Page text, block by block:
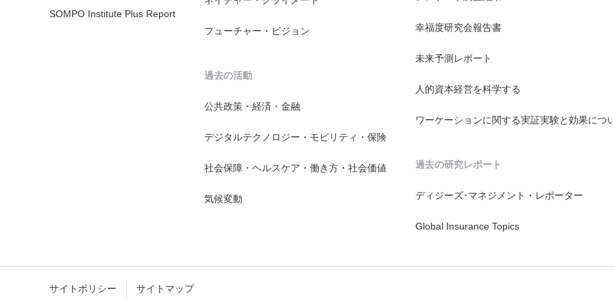
SOMPO Institute Plus Report
フューチャー・ビジョン
過去の活動
公共政策・経済・金融
デジタルテクノロジー・モビリティ・保険
社会保障・ヘルスケア・働き方・社会価値
気候変動
幸福度研究会報告書
未来予測レポート
人的資本経営を科学する
ワーケーションに関する実証実験と効果につ
過去の研究レポート
ディジーズ･マネジメント・レポーター
Global Insurance Topics
サイトポリシー サイトマップ